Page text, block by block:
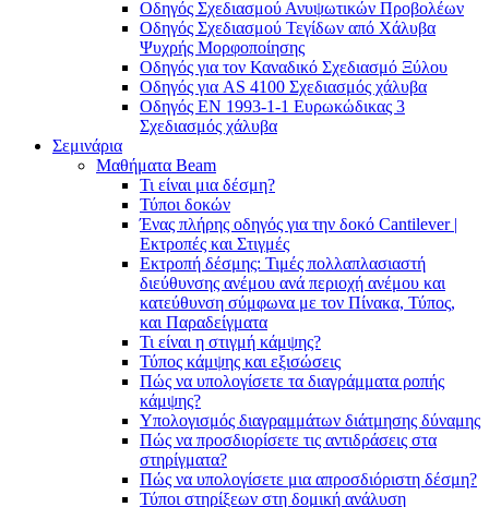
Οδηγός Σχεδιασμού Ανυψωτικών Προβολέων
Οδηγός Σχεδιασμού Τεγίδων από Χάλυβα
Ψυχρής Μορφοποίησης
Οδηγός για τον Καναδικό Σχεδιασμό Ξύλου
Οδηγός για AS 4100 Σχεδιασμός χάλυβα
Οδηγός ΕΝ 1993-1-1 Ευρωκώδικας 3
Σχεδιασμός χάλυβα
Σεμινάρια
Μαθήματα Beam
Τι είναι μια δέσμη?
Τύποι δοκών
Ένας πλήρης οδηγός για την δοκό Cantilever |
Εκτροπές και Στιγμές
Εκτροπή δέσμης: Τιμές πολλαπλασιαστή
διεύθυνσης ανέμου ανά περιοχή ανέμου και
κατεύθυνση σύμφωνα με τον Πίνακα, Τύπος,
και Παραδείγματα
Τι είναι η στιγμή κάμψης?
Τύπος κάμψης και εξισώσεις
Πώς να υπολογίσετε τα διαγράμματα ροπής
κάμψης?
Υπολογισμός διαγραμμάτων διάτμησης δύναμης
Πώς να προσδιορίσετε τις αντιδράσεις στα
στηρίγματα?
Πώς να υπολογίσετε μια απροσδιόριστη δέσμη?
Τύποι στηρίξεων στη δομική ανάλυση